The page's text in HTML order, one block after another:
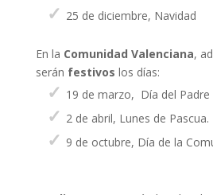
25 de diciembre, Navidad
En la Comunidad Valenciana,
serán festivos los días:
19 de marzo, Día del Padre
2 de abril, Lunes de Pascua.
9 de octubre, Día de la